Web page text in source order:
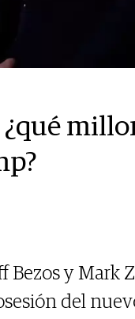
¿qué
Bezos y Mark
del